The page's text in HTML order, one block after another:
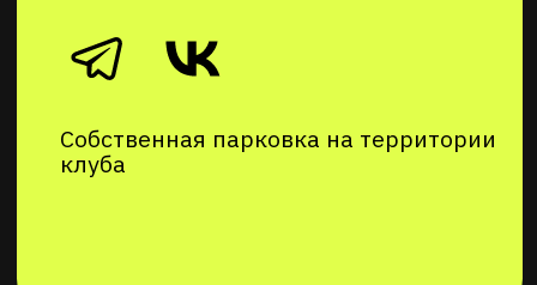
Разработка сайта — Nikolaef Agency
Политика в отношении обработки
персональных данных